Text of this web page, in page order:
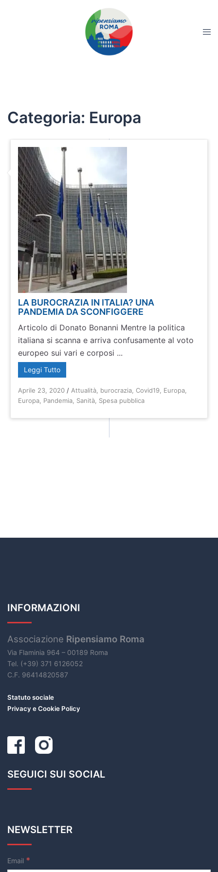
Categoria: Europa
LA BUROCRAZIA IN ITALIA? UNA
PANDEMIA DA SCONFIGGERE
Articolo di Donato Bonanni Mentre la politica
italiana si scanna e arriva confusamente al voto
europeo sui vari e corposi ...
Leggi Tutto
Aprile 23, 2020 / Attualità burocrazia ,Covid19 Europa
Europa Pandemia Sanità Spesa pubblica
INFORMAZIONI
Associazione Ripensiamo Roma
Via Flaminia 964 – 00189 Roma
Tel. (+39) 371 6126052
C.F. 96414820587
Statuto sociale
Privacy e Cookie Policy
SEGUICI SUI SOCIAL
NEWSLETTER
Email *